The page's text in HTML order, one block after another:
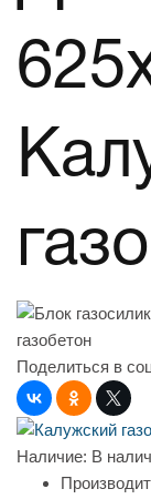
Поделиться в
Наличие: В